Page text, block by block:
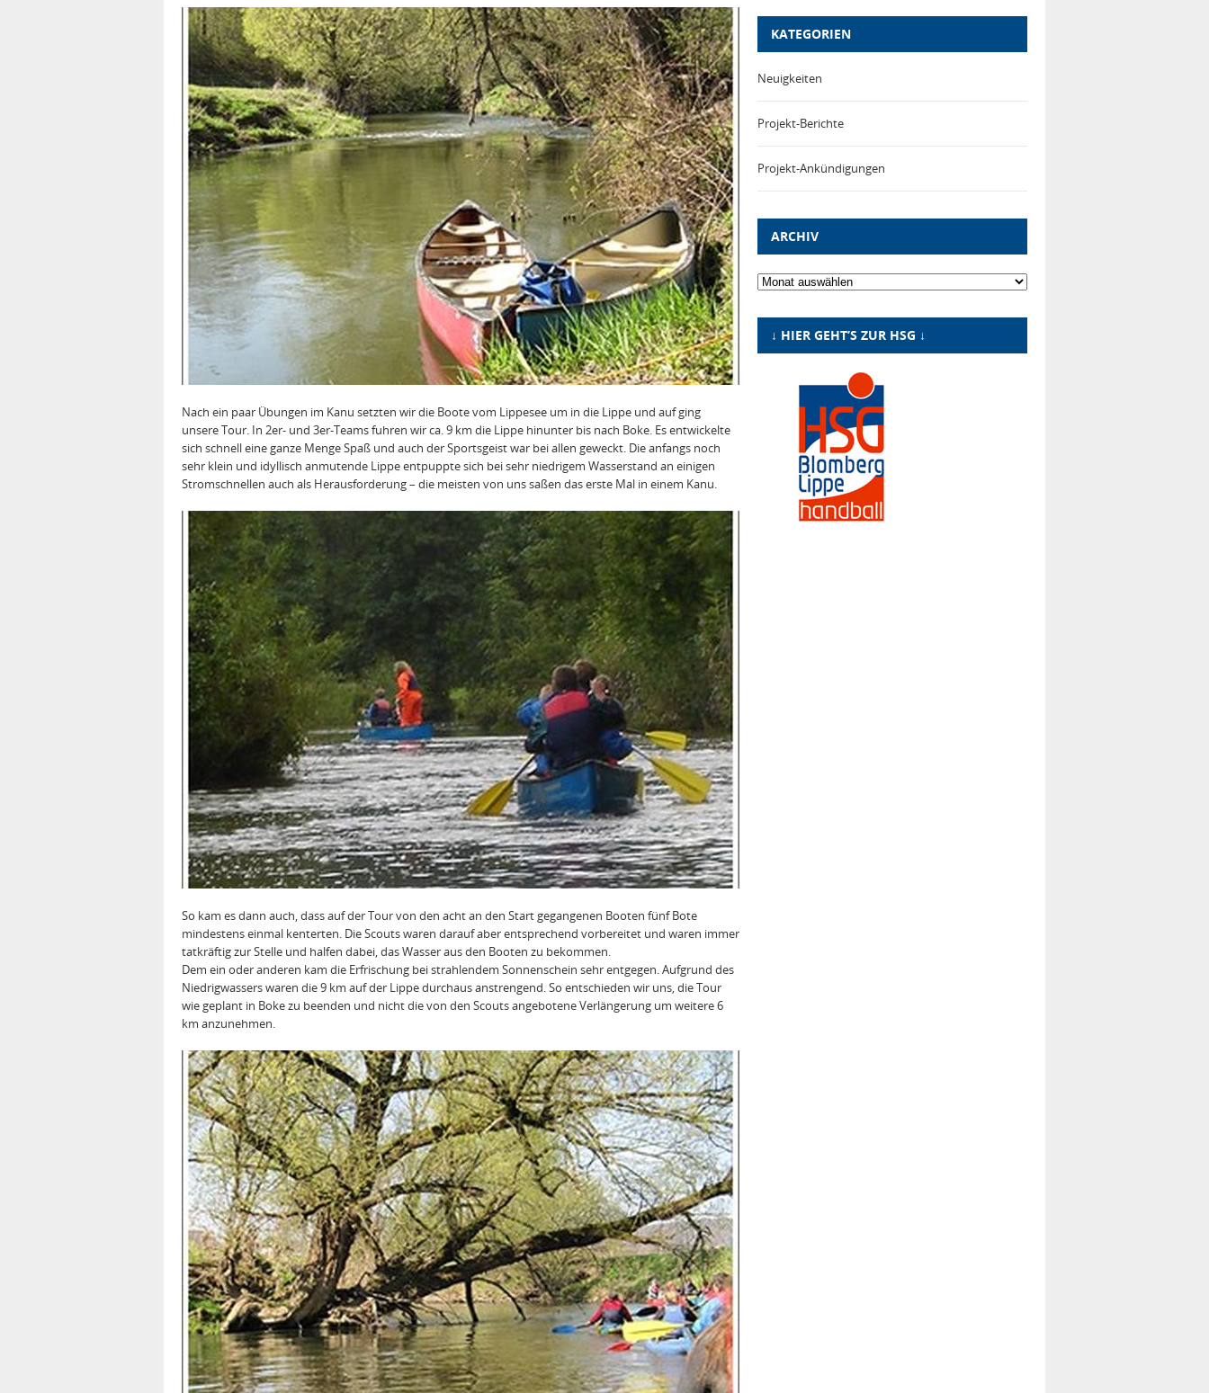
Nach ein paar Übungen im Kanu setzten wir die Boote vom Lippesee um in die Lippe und auf ging
unsere Tour. In 2er- und 3er-Teams fuhren wir ca. 9 km die Lippe hinunter bis nach Boke. Es entwickelte
sich schnell eine ganze Menge Spaß und auch der Sportsgeist war bei allen geweckt. Die anfangs noch
sehr klein und idyllisch anmutende Lippe entpuppte sich bei sehr niedrigem Wasserstand an einigen
Stromschnellen auch als Herausforderung – die meisten von uns saßen das erste Mal in einem Kanu.
So kam es dann auch, dass auf der Tour von den acht an den Start gegangenen Booten fünf Bote
mindestens einmal kenterten. Die Scouts waren darauf aber entsprechend vorbereitet und waren immer
tatkräftig zur Stelle und halfen dabei, das Wasser aus den Booten zu bekommen.
Dem ein oder anderen kam die Erfrischung bei strahlendem Sonnenschein sehr entgegen. Aufgrund des
Niedrigwassers waren die 9 km auf der Lippe durchaus anstrengend. So entschieden wir uns, die Tour
wie geplant in Boke zu beenden und nicht die von den Scouts angebotene Verlängerung um weitere 6
km anzunehmen.
KATEGORIEN
Neuigkeiten
Projekt-Berichte
Projekt-Ankündigungen
ARCHIV
Archiv
↓ HIER GEHT’S ZUR HSG ↓